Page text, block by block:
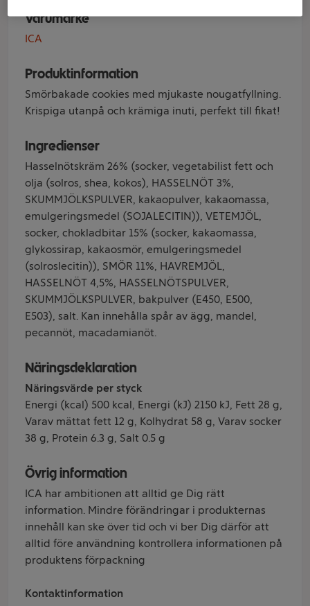
Varumärke
ICA
Produktinformation
Smörbakade cookies med mjukaste nougatfyllning.
Krispiga utanpå och krämiga inuti, perfekt till fikat!
Ingredienser
Hasselnötskräm 26% (socker, vegetabilist fett och
olja (solros, shea, kokos), HASSELNÖT 3%,
SKUMMJÖLKSPULVER, kakaopulver, kakaomassa,
emulgeringsmedel (SOJALECITIN)), VETEMJÖL,
socker, chokladbitar 15% (socker, kakaomassa,
glykossirap, kakaosmör, emulgeringsmedel
(solroslecitin)), SMÖR 11%, HAVREMJÖL,
HASSELNÖT 4,5%, HASSELNÖTSPULVER,
SKUMMJÖLKSPULVER, bakpulver (E450, E500,
E503), salt. Kan innehålla spår av ägg, mandel,
pecannöt, macadamianöt.
Näringsdeklaration
Näringsvärde per styck
Energi (kcal) 500 kcal, Energi (kJ) 2150 kJ, Fett 28 g,
Varav mättat fett 12 g, Kolhydrat 58 g, Varav socker
38 g, Protein 6.3 g, Salt 0.5 g
Övrig information
ICA har ambitionen att alltid ge Dig rätt
information. Mindre förändringar i produkternas
innehåll kan ske över tid och vi ber Dig därför att
alltid före användning kontrollera informationen på
produktens förpackning
Kontaktinformation